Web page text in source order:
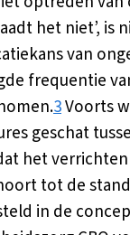
het niet’, is
van
frequentie
3Voorts
geschat
het
tot de
in de